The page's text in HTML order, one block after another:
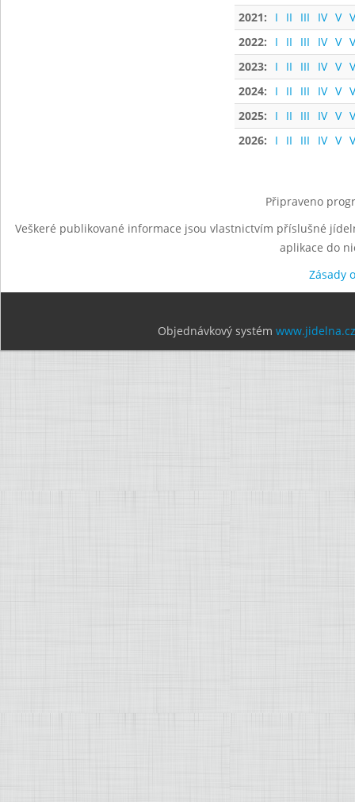
2021:
I II III IV V
2022:
I II III IV V
2023:
I II III IV V
2024:
I II III IV V
2025:
I II III IV V
2026:
I II III IV V
Připraveno
Veškeré publikované informace jsou vlastnictvím příslušné
aplikace do
Zásady
Objednávkový systém www.jidelna.cz